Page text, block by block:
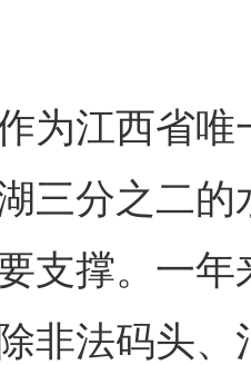
江西省唯
三分之二
支撑。一
非法码头